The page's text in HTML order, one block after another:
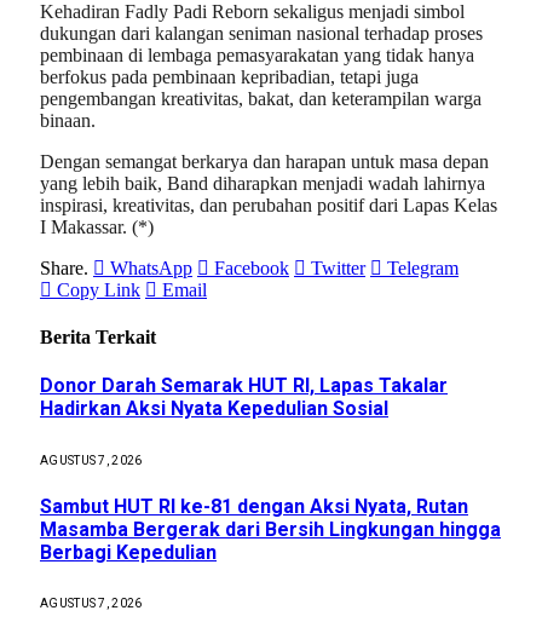
Kehadiran Fadly Padi Reborn sekaligus menjadi simbol
dukungan dari kalangan seniman nasional terhadap proses
pembinaan di lembaga pemasyarakatan yang tidak hanya
berfokus pada pembinaan kepribadian, tetapi juga
pengembangan kreativitas, bakat, dan keterampilan warga
binaan.
Dengan semangat berkarya dan harapan untuk masa depan
yang lebih baik, Band diharapkan menjadi wadah lahirnya
inspirasi, kreativitas, dan perubahan positif dari Lapas Kelas
I Makassar. (*)
Share.
WhatsApp Facebook Twitter
Telegram
Copy Link
Email
Berita Terkait
Donor Darah Semarak HUT RI, Lapas Takalar
Hadirkan Aksi Nyata Kepedulian Sosial
AGUSTUS 7, 2026
Sambut HUT RI ke-81 dengan Aksi Nyata, Rutan
Masamba Bergerak dari Bersih Lingkungan hingga
Berbagi Kepedulian
AGUSTUS 7, 2026